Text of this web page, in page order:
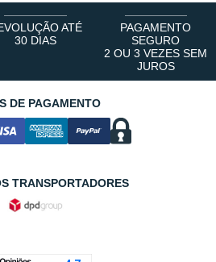
ATÉ
30 DIAS
PAGAMENTO
SEGURO
2 OU 3 VEZES SEM
JUROS
DE PAGAMENTO
TRANSPORTADORES